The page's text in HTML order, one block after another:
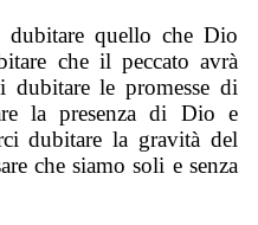
dubitare quello che Dio
che il peccato avrà
dubitare le promesse di
la presenza di Dio e
dubitare la gravità del
che siamo soli e senza